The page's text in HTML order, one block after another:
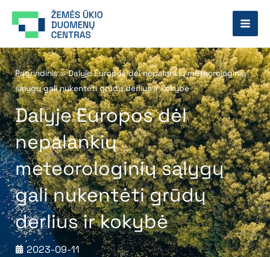
prie
Pagrindinis»Dalyje Europos dėl nepalankių meteorologinių
sąlygų gali nukentėti grūdų derlius ir kokybė
Dalyje Europos dėl
nepalankių
meteorologinių sąlygų
gali nukentėti grūdų
derlius ir kokybė
2023-09-11